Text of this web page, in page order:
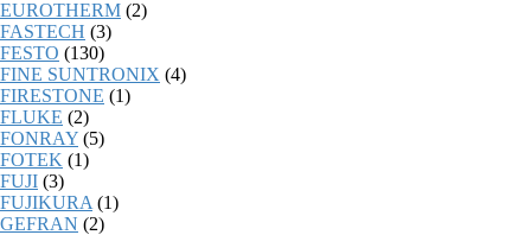
EUROTHERM (2)
FASTECH (3)
FESTO (130)
FINE SUNTRONIX (4)
FIRESTONE (1)
FLUKE (2)
FONRAY (5)
FOTEK (1)
FUJI (3)
FUJIKURA (1)
GEFRAN (2)